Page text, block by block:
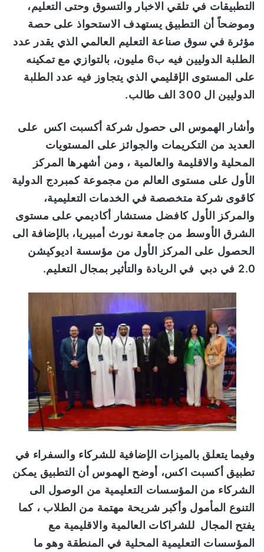
التطبيقات في تلقي الاخبار والتسوق وحتى التعليم،
وموضحاً أن التطبيق يستهدف الاستحواذ على حصة
مؤثرة في سوق صناعة التعليم العالمي الذي يقدر عدد
الطلبة الدوليين فيه ب6 مليون، بالتوازي مع تمكينه
على المستوى الإقليمي الذي يتجاوز فيه عدد الطلبة
الدوليين ال 300 الف طالب.
وأشار الهموس الى حصول شركة أكسبت اكس على
العديد من التكريمات والجوائز على المستويات
المحلية والاقليمة والعالمية ، ومن أشهرها المركز
الأول على مستوى العالم من مجموعة كمبردج الدولية
كاقوى شركة متخصصة في الخدمات التعليمية،
والمركز الأول كافضل مستشار أكاديمي على مستوى
الشرق الأوسط من جامعة نورث أمبيريا، بالإضافة الى
الحصول على المركز الأول من مؤسسة اديوكيشن
2.0 في دبي في الريادة والتأثير بمجال التعليم
.
وفيما يتعلق بالميزات الإضافية للشركاء والسفراء في
تطبيق أكسبت اكس، أوضح الهموس أن التطبيق يمكن
الشركاء من المؤسسات التعليمية من الوصول الى
التنوع المأمول وأكبر شريحة مهتمة من الطلاب ، كما
يفتح المجال للشراكات العالمية والاقليمية مع
المؤسسات التعليمية المحلية في المنطقة وهو ما